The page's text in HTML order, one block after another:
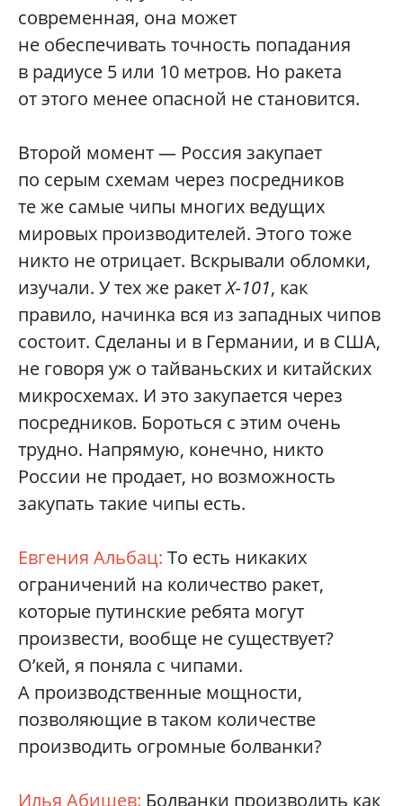
современная, она может
не обеспечивать точность попадания
в радиусе 5 или 10 метров. Но ракета
от этого менее опасной не становится.
Второй момент — Россия закупает
по серым схемам через посредников
те же самые чипы многих ведущих
мировых производителей. Этого тоже
никто не отрицает. Вскрывали обломки,
изучали. У тех же ракетХ‑101, как
правило, начинка вся из западных чипов
состоит. Сделаны и в Германии, и в США,
не говоря уж о тайваньских и китайских
микросхемах. И это закупается через
посредников. Бороться с этим очень
трудно. Напрямую, конечно, никто
России не продает, но возможность
закупать такие чипы есть.
Евгения Альбац: То есть никаких
ограничений на количество ракет,
которые путинские ребята могут
произвести, вообще не существует?
О’кей, я поняла с чипами.
А производственные мощности,
позволяющие в таком количестве
производить огромные болванки?
Илья Абишев: Болванки производить как